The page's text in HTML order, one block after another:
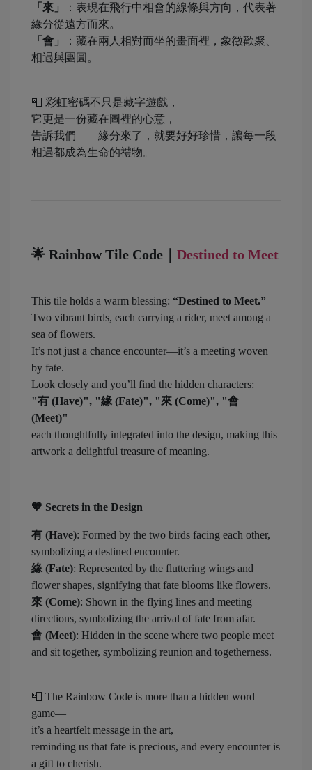
「來」
：表現在飛行中相會的線條與方向，代表著
緣分從遠方而來。
「會」
：藏在兩人相對而坐的畫面裡，象徵歡聚、
相遇與團圓。
📮 彩虹密碼不只是藏字遊戲，
它更是一份藏在圖裡的心意，
告訴我們——緣分來了，就要好好珍惜，讓每一段
相遇都成為生命的禮物。
🌟 Rainbow Tile Code｜ Destined to Meet
This tile holds a warm blessing: “Destined to Meet.”
Two vibrant birds, each carrying a rider, meet among a
sea of flowers.
It’s not just a chance encounter—it’s a meeting woven
by fate.
Look closely and you’ll find the hidden characters:
"有 (Have)", "緣 (Fate)", "來 (Come)", "會
(Meet)"—
each thoughtfully integrated into the design, making this
artwork a delightful treasure of meaning.
🧡 Secrets in the Design
有 (Have): Formed by the two birds facing each other,
symbolizing a destined encounter.
緣 (Fate): Represented by the fluttering wings and
flower shapes, signifying that fate blooms like flowers.
來 (Come): Shown in the flying lines and meeting
directions, symbolizing the arrival of fate from afar.
會 (Meet): Hidden in the scene where two people meet
and sit together, symbolizing reunion and togetherness.
📮 The Rainbow Code is more than a hidden word
game—
it’s a heartfelt message in the art,
reminding us that fate is precious, and every encounter is
a gift to cherish.